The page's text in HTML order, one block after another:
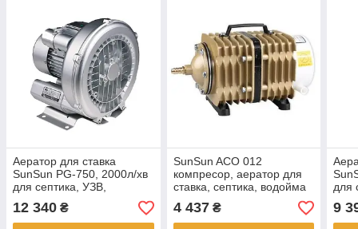
Аератор для ставка
SunSun PG-750, 2000л/хв
для септика, УЗВ,
водоймища
12 340 ₴
SunSun ACO 012
компресор, аератор для
ставка, септика, водойма
4 437₴
для
9